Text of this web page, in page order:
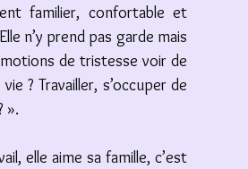
familier, confortable et
n’y prend pas garde mais
de tristesse voir de
? Travailler, s’occuper de
».
elle aime sa famille, c’est